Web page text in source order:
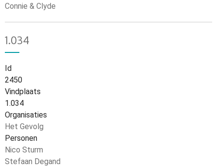
Connie & Clyde
1.034
Id
2450
Vindplaats
1.034
Organisaties
Het Gevolg
Personen
Nico Sturm
Stefaan Degand